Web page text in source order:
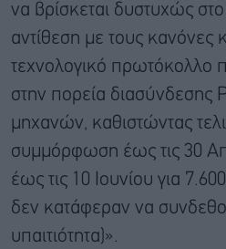
να βρίσκεται δυστυχώς
αντίθεση με τους κανόνες
τεχνολογικό πρωτόκολλο
στην πορεία διασύνδεσης
μηχανών, καθιστώντας
συμμόρφωση έως τις 30
έως τις 10 Ιουνίου για
δεν κατάφεραν να
υπαιτιότητα)».